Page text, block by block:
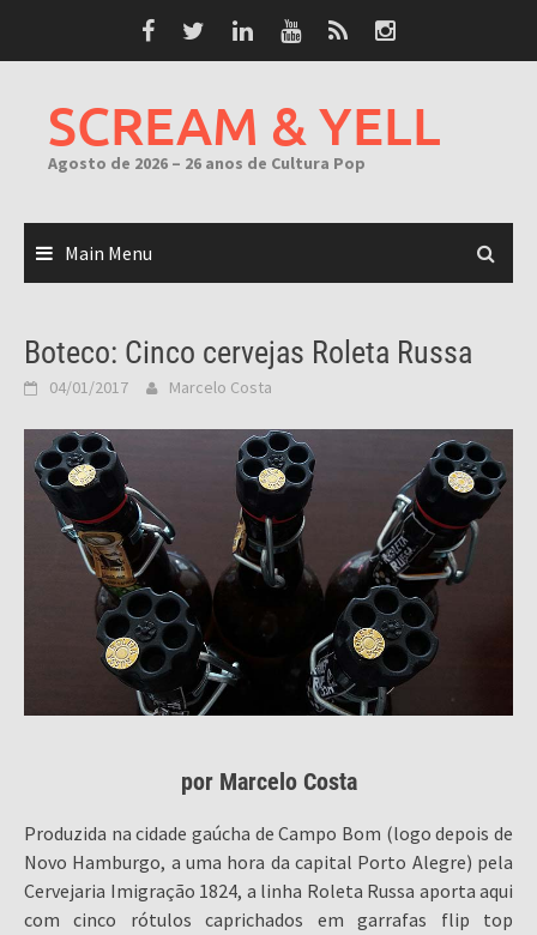
SCREAM & YELL
Agosto de 2026 – 26 anos de Cultura Pop
Main Menu
Boteco: Cinco cervejas Roleta Russa
04/01/2017 Marcelo Costa
por Marcelo Costa
Produzida na cidade gaúcha de Campo Bom (logo depois de
Novo Hamburgo, a uma hora da capital Porto Alegre) pela
Cervejaria Imigração 1824, a linha Roleta Russa aporta aqui
com cinco rótulos caprichados em garrafas flip top